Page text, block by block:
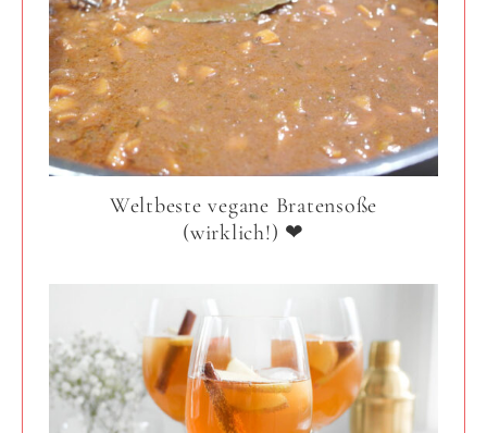
Weltbeste vegane Bratensoße
(wirklich!) ❤